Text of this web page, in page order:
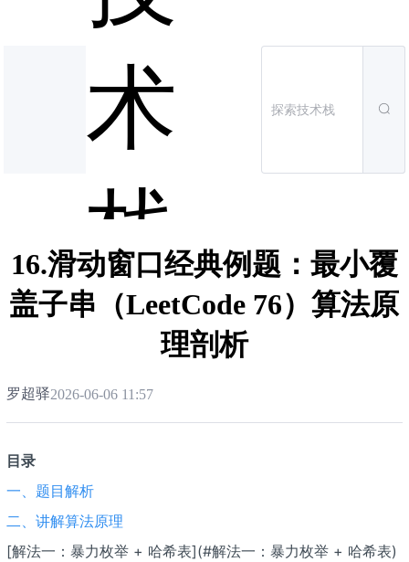
术
栈
16.滑动窗口经典例题：最小覆
盖子串（LeetCode 76）算法原
理剖析
罗超驿2026-06-06 11:57
目录
一、题目解析
二、讲解算法原理
[解法一：暴力枚举 + 哈希表](#解法一：暴力枚举 + 哈希表)